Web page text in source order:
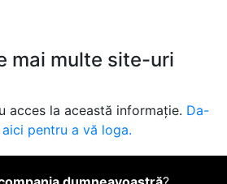
mai multe site-uri
acces la această informație. Da-
pentru a vă loga.